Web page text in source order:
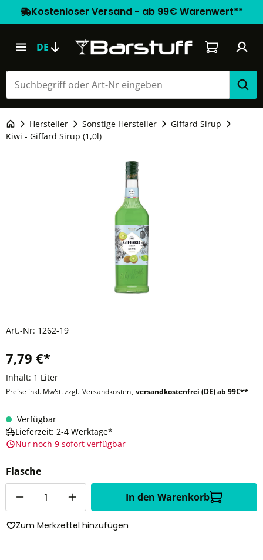
Kostenloser Versand - ab 99€ Warenwert**
DE Warenkorb
Hersteller Sonstige Hersteller
Giffard Sirup
Kiwi - Giffard Sirup (1,0l)
Art.-Nr: 1262-19
7,79 €*
Inhalt: 1 Liter
Preise inkl. MwSt. zzgl. Versandkosten, versandkostenfrei (DE) ab 99€**
Verfügbar
Lieferzeit: 2-4 Werktage*
Nur noch 9 sofort verfügbar
Flasche
In den Warenkorb
Zum Merkzettel hinzufügen